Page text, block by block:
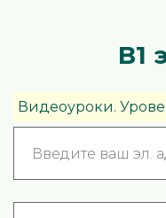
В1
Видеоуроки.